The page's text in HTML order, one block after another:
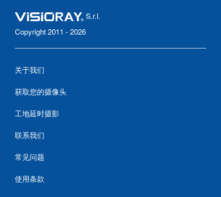
S.r.l.
Copyright 2011 - 2026
关于我们
获取您的摄像头
工地延时摄影
联系我们
常见问题
使用条款